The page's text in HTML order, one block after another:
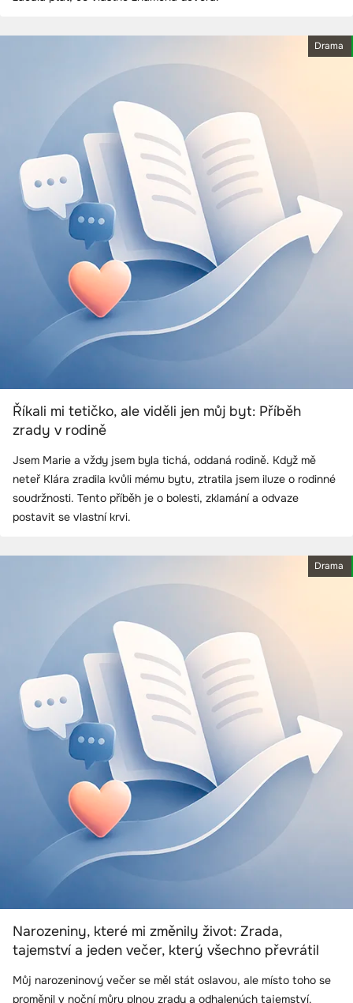
Drama
Říkali mi tetičko, ale viděli jen můj byt: Příběh
zrady v rodině
Jsem Marie a vždy jsem byla tichá, oddaná rodině. Když mě
neteř Klára zradila kvůli mému bytu, ztratila jsem iluze o rodinné
soudržnosti. Tento příběh je o bolesti, zklamání a odvaze
postavit se vlastní krvi.
Drama
Narozeniny, které mi změnily život: Zrada,
tajemství a jeden večer, který všechno převrátil
Můj narozeninový večer se měl stát oslavou, ale místo toho se
proměnil v noční můru plnou zrady a odhalených tajemství.